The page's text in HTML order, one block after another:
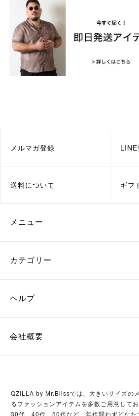
メルマガ登録 LINE
送料について ギフ
メニュー
カテゴリー
ヘルプ
会社概要
QZILLA by Mr.Blissでは、大きいサイズの
るファッションアイテムを多数ご用意してお
30代、40代、50代など、年代問わずどなた